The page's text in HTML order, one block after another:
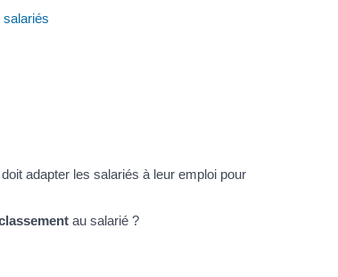
adapter les salariés à leur emploi pour
au salarié ?